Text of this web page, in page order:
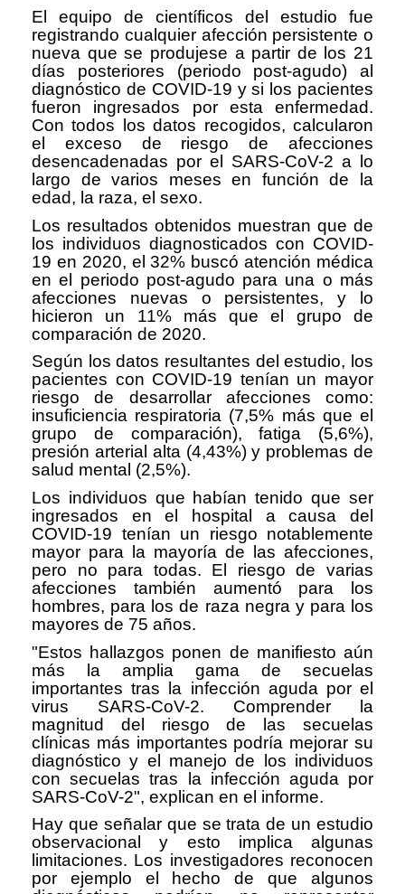
El equipo de científicos del estudio fue
registrando cualquier afección persistente o
nueva que se produjese a partir de los 21
días posteriores (periodo post-agudo) al
diagnóstico de COVID-19 y si los pacientes
fueron ingresados por esta enfermedad.
Con todos los datos recogidos, calcularon
el exceso de riesgo de afecciones
desencadenadas por el SARS-CoV-2 a lo
largo de varios meses en función de la
edad, la raza, el sexo.
Los resultados obtenidos muestran que de
los individuos diagnosticados con COVID-
19 en 2020, el 32% buscó atención médica
en el periodo post-agudo para una o más
afecciones nuevas o persistentes, y lo
hicieron un 11% más que el grupo de
comparación de 2020.
Según los datos resultantes del estudio, los
pacientes con COVID-19 tenían un mayor
riesgo de desarrollar afecciones como:
insuficiencia respiratoria (7,5% más que el
grupo de comparación), fatiga (5,6%),
presión arterial alta (4,43%) y problemas de
salud mental (2,5%).
Los individuos que habían tenido que ser
ingresados en el hospital a causa del
COVID-19 tenían un riesgo notablemente
mayor para la mayoría de las afecciones,
pero no para todas. El riesgo de varias
afecciones también aumentó para los
hombres, para los de raza negra y para los
mayores de 75 años.
"Estos hallazgos ponen de manifiesto aún
más la amplia gama de secuelas
importantes tras la infección aguda por el
virus SARS-CoV-2. Comprender la
magnitud del riesgo de las secuelas
clínicas más importantes podría mejorar su
diagnóstico y el manejo de los individuos
con secuelas tras la infección aguda por
SARS-CoV-2", explican en el informe.
Hay que señalar que se trata de un estudio
observacional y esto implica algunas
limitaciones. Los investigadores reconocen
por ejemplo el hecho de que algunos